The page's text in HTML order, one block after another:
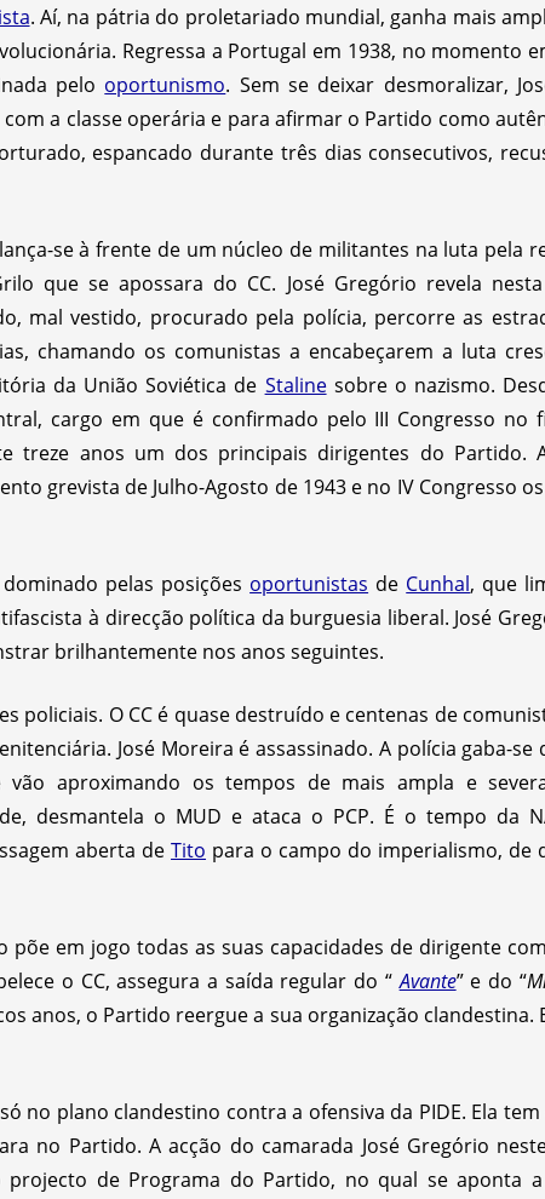
. Aí, na pátria do proletariado mundial, ganha mais
Regressa a Portugal em 1938, no momento
pelo oportunismo. Sem se deixar desmoralizar,
a classe operária e para afirmar o Partido como
espancado durante três dias consecutivos,
se à frente de um núcleo de militantes na luta pela
que se apossara do CC. José Gregório revela
mal vestido, procurado pela polícia, percorre as
chamando os comunistas a encabeçarem a luta
da União Soviética de Stalinesobre o nazismo.
cargo em que é confirmado pelo III Congresso no
treze anos um dos principais dirigentes do Partido.
grevista de Julho-Agosto de 1943 e no IV Congresso
pelas posições oportunistas de Cunhal, que
à direcção política da burguesia liberal. José
brilhantemente nos anos seguintes.
policiais. O CC é quase destruído e centenas de
José Moreira é assassinado. A polícia gaba-
aproximando os tempos de mais ampla e
desmantela o MUD e ataca o PCP. É o tempo da
aberta deTito para o campo do imperialismo, de
põe em jogo todas as suas capacidades de dirigente
o CC, assegura a saída regular do “Avante” e do “
anos, o Partido reergue a sua organização clandestina.
no plano clandestino contra a ofensiva da PIDE. Ela
no Partido. A acção do camarada José Gregório
de Programa do Partido, no qual se aponta